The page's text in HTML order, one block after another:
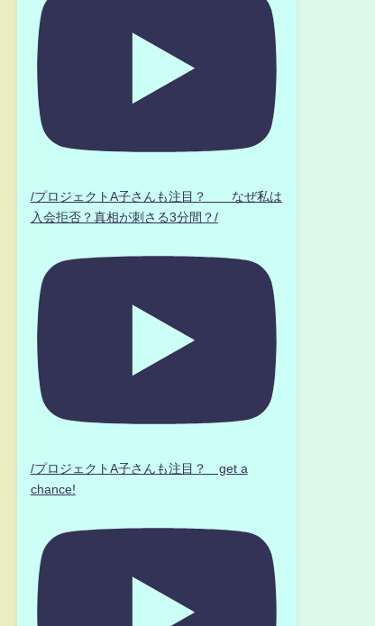
/プロジェクトA子さんも注目？ なぜ私は
入会拒否？真相が刺さる3分間？/
/プロジェクトA子さんも注目？ get a
chance!